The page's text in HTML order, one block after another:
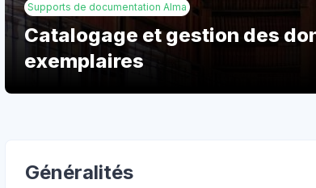
Supports de documentation Alma
Catalogage et gestion des
exemplaires
Généralités